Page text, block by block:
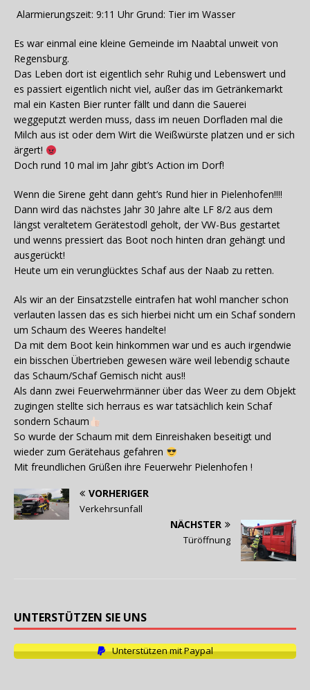
Alarmierungszeit: 9:11 Uhr Grund: Tier im Wasser
Es war einmal eine kleine Gemeinde im Naabtal unweit von
Regensburg.
Das Leben dort ist eigentlich sehr Ruhig und Lebenswert und
es passiert eigentlich nicht viel, außer das im Getränkemarkt
mal ein Kasten Bier runter fällt und dann die Sauerei
weggeputzt werden muss, dass im neuen Dorfladen mal die
Milch aus ist oder dem Wirt die Weißwürste platzen und er sich
ärgert!
Doch rund 10 mal im Jahr gibt’s Action im Dorf!
Wenn die Sirene geht dann geht’s Rund hier in Pielenhofen!!!!
Dann wird das nächstes Jahr 30 Jahre alte LF 8/2 aus dem
längst veraltetem Gerätestodl geholt, der VW-Bus gestartet
und wenns pressiert das Boot noch hinten dran gehängt und
ausgerückt!
Heute um ein verunglücktes Schaf aus der Naab zu retten.
Als wir an der Einsatzstelle eintrafen hat wohl mancher schon
verlauten lassen das es sich hierbei nicht um ein Schaf sondern
um Schaum des Weeres handelte!
Da mit dem Boot kein hinkommen war und es auch irgendwie
ein bisschen Übertrieben gewesen wäre weil lebendig schaute
das Schaum/Schaf Gemisch nicht aus!!
Als dann zwei Feuerwehrmänner über das Weer zu dem Objekt
zugingen stellte sich herraus es war tatsächlich kein Schaf
sondern Schaum
So wurde der Schaum mit dem Einreishaken beseitigt und
wieder zum Gerätehaus gefahren
Mit freundlichen Grüßen ihre Feuerwehr Pielenhofen !
VORHERIGER
Verkehrsunfall
NÄCHSTER
Türöffnung
UNTERSTÜTZEN SIE UNS
Unterstützen mit Paypal